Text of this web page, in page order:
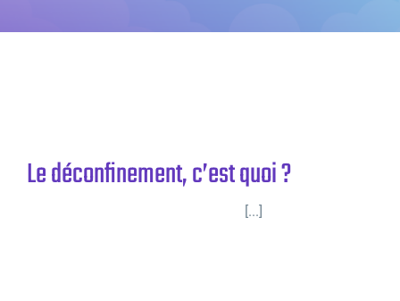
Le déconfinement, c’est quoi ?
[...]